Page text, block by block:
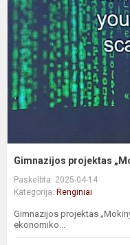
Gimnazijos projektas
Paskelbta: 2025-04-14
Kategorija: Renginiai
Gimnazijos projektas
ekonomiko...